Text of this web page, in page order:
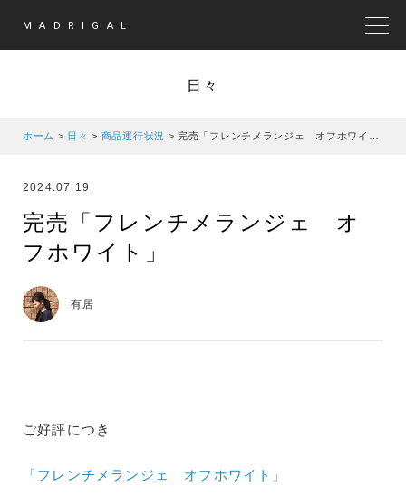
MADRIGAL
日々
ホーム > 日々 > 商品運行状況 >完売「フレンチメランジェ オフホワイト」
2024.07.19
完売「フレンチメランジェ オ
フホワイト」
有居
ご好評につき
「フレンチメランジェ オフホワイト」